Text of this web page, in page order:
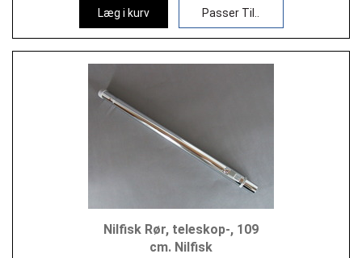
Læg i kurv Passer Til..
Nilfisk Rør, teleskop-, 109
cm. Nilfisk